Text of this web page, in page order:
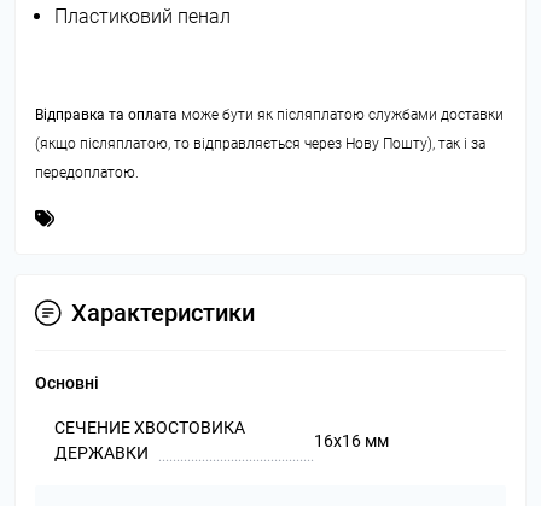
Пластиковий пенал
Відправка та оплата може бути як післяплатою службами доставки
(якщо післяплатою, то відправляється через Нову Пошту), так і за
передоплатою.
Характеристики
Основні
СЕЧЕНИЕ ХВОСТОВИКА
ДЕРЖАВКИ
16х16 мм